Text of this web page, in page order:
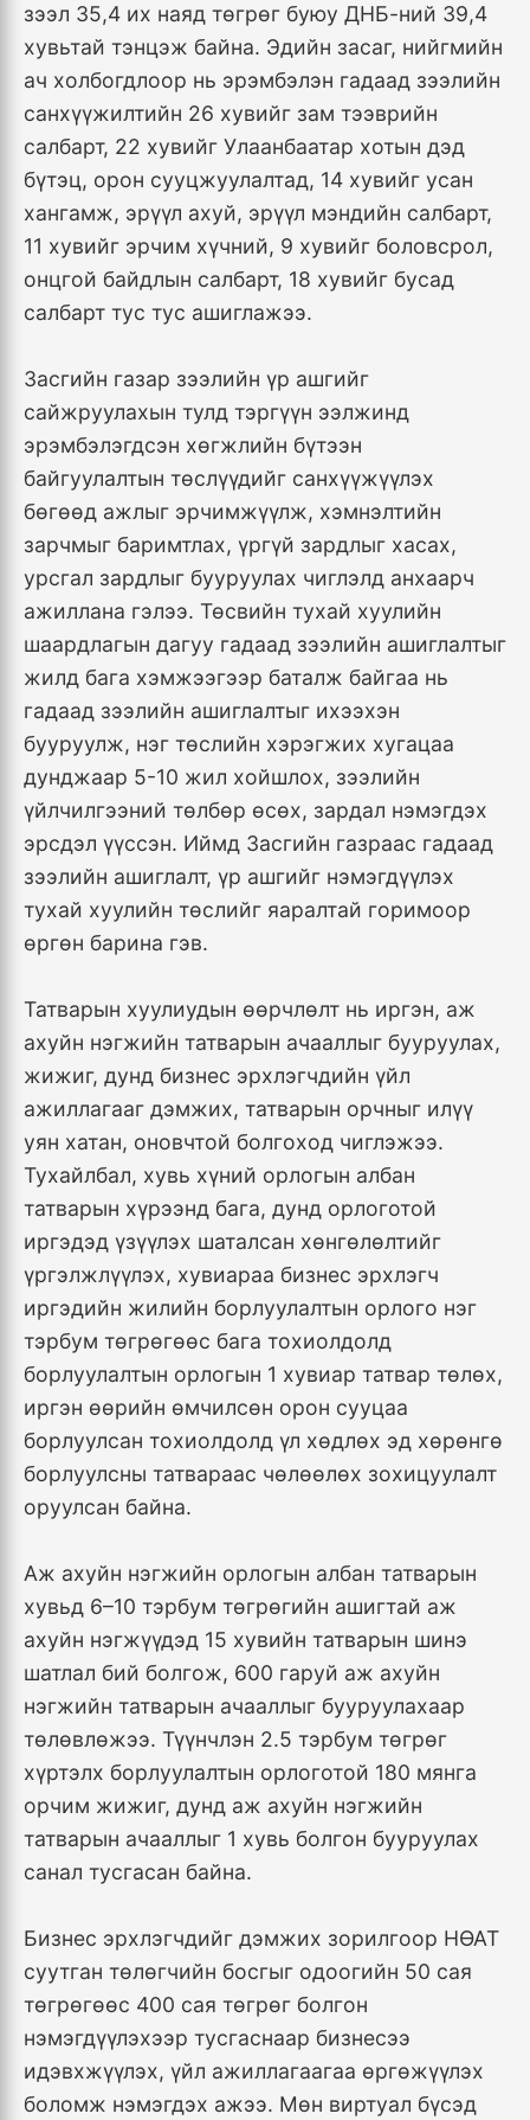
зээл 35,4 их наяд төгрөг буюу ДНБ-ний 39,4
хувьтай тэнцэж байна. Эдийн засаг, нийгмийн
ач холбогдлоор нь эрэмбэлэн гадаад зээлийн
санхүүжилтийн 26 хувийг зам тээврийн
салбарт, 22 хувийг Улаанбаатар хотын дэд
бүтэц, орон сууцжуулалтад, 14 хувийг усан
хангамж, эрүүл ахуй, эрүүл мэндийн салбарт,
11 хувийг эрчим хүчний, 9 хувийг боловсрол,
онцгой байдлын салбарт, 18 хувийг бусад
салбарт тус тус ашиглажээ.
Засгийн газар зээлийн үр ашгийг
сайжруулахын тулд тэргүүн ээлжинд
эрэмбэлэгдсэн хөгжлийн бүтээн
байгуулалтын төслүүдийг санхүүжүүлэх
бөгөөд ажлыг эрчимжүүлж, хэмнэлтийн
зарчмыг баримтлах, үргүй зардлыг хасах,
урсгал зардлыг бууруулах чиглэлд анхаарч
ажиллана гэлээ. Төсвийн тухай хуулийн
шаардлагын дагуу гадаад зээлийн ашиглалтыг
жилд бага хэмжээгээр баталж байгаа нь
гадаад зээлийн ашиглалтыг ихээхэн
бууруулж, нэг төслийн хэрэгжих хугацаа
дунджаар 5-10 жил хойшлох, зээлийн
үйлчилгээний төлбөр өсөх, зардал нэмэгдэх
эрсдэл үүссэн. Иймд Засгийн газраас гадаад
зээлийн ашиглалт, үр ашгийг нэмэгдүүлэх
тухай хуулийн төслийг яаралтай горимоор
өргөн барина гэв.
Татварын хуулиудын өөрчлөлт нь иргэн, аж
ахуйн нэгжийн татварын ачааллыг бууруулах,
жижиг, дунд бизнес эрхлэгчдийн үйл
ажиллагааг дэмжих, татварын орчныг илүү
уян хатан, оновчтой болгоход чиглэжээ.
Тухайлбал, хувь хүний орлогын албан
татварын хүрээнд бага, дунд орлоготой
иргэдэд үзүүлэх шаталсан хөнгөлөлтийг
үргэлжлүүлэх, хувиараа бизнес эрхлэгч
иргэдийн жилийн борлуулалтын орлого нэг
тэрбум төгрөгөөс бага тохиолдолд
борлуулалтын орлогын 1 хувиар татвар төлөх,
иргэн өөрийн өмчилсөн орон сууцаа
борлуулсан тохиолдолд үл хөдлөх эд хөрөнгө
борлуулсны татвараас чөлөөлөх зохицуулалт
оруулсан байна.
Аж ахуйн нэгжийн орлогын албан татварын
хувьд 6–10 тэрбум төгрөгийн ашигтай аж
ахуйн нэгжүүдэд 15 хувийн татварын шинэ
шатлал бий болгож, 600 гаруй аж ахуйн
нэгжийн татварын ачааллыг бууруулахаар
төлөвлөжээ. Түүнчлэн 2.5 тэрбум төгрөг
хүртэлх борлуулалтын орлоготой 180 мянга
орчим жижиг, дунд аж ахуйн нэгжийн
татварын ачааллыг 1 хувь болгон бууруулах
санал тусгасан байна.
Бизнес эрхлэгчдийг дэмжих зорилгоор НӨАТ
суутган төлөгчийн босгыг одоогийн 50 сая
төгрөгөөс 400 сая төгрөг болгон
нэмэгдүүлэхээр тусгаснаар бизнесээ
идэвхжүүлэх, үйл ажиллагаагаа өргөжүүлэх
боломж нэмэгдэх ажээ. Мөн виртуал бүсэд